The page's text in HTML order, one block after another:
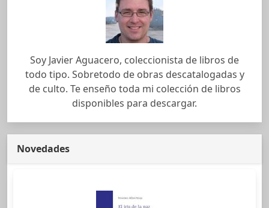
Soy Javier Aguacero, coleccionista de libros de
todo tipo. Sobretodo de obras descatalogadas y
de culto. Te enseño toda mi colección de libros
disponibles para descargar.
Novedades